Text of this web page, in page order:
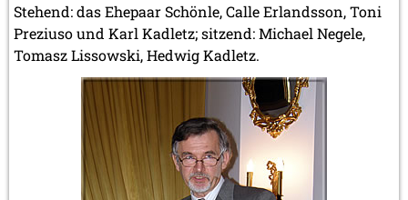
Stehend: das Ehepaar Schönle, Calle Erlandsson, Toni
Preziuso und Karl Kadletz; sitzend: Michael Negele,
Tomasz Lissowski, Hedwig Kadletz.